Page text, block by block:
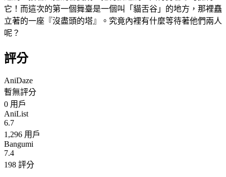
它！而這次的第一個舞臺是一個叫「貓舌谷」的地方，那裡矗
立著的一座『沒盡頭的塔』。究竟內裡有什麼等待著他們兩人
呢？
評分
AniDaze
暫無評分
0 用戶
AniList
6.7
1,296 用戶
Bangumi
7.4
198 評分